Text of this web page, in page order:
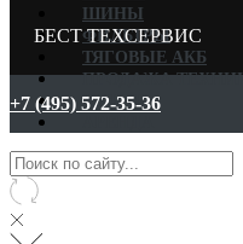
ШИНЫ
ФИЛЬТРЫ
ТЯГОВЫЕ АКБ
ПРОДАЖА
ВЫКУП
БЕСТ ТЕХСЕРВИС
+7 (495) 572-35-36